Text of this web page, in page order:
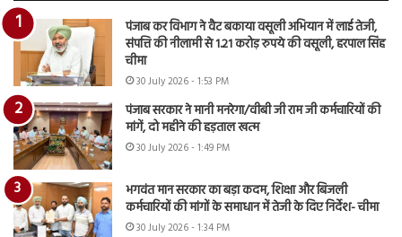
पंजाब कर विभाग ने वैट बकाया वसूली अभियान में लाई तेजी,
संपत्ति की नीलामी से 1.21 करोड़ रुपये की वसूली, हरपाल सिंह
चीमा
30 July 2026 - 1:53 PM
पंजाब सरकार ने मानी मनरेगा/वीबी जी राम जी कर्मचारियों की
मांगें, दो महीने की हड़ताल खत्म
30 July 2026 - 1:49 PM
भगवंत मान सरकार का बड़ा कदम, शिक्षा और बिजली
कर्मचारियों की मांगों के समाधान में तेजी के दिए निर्देश- चीमा
30 July 2026 - 1:34 PM